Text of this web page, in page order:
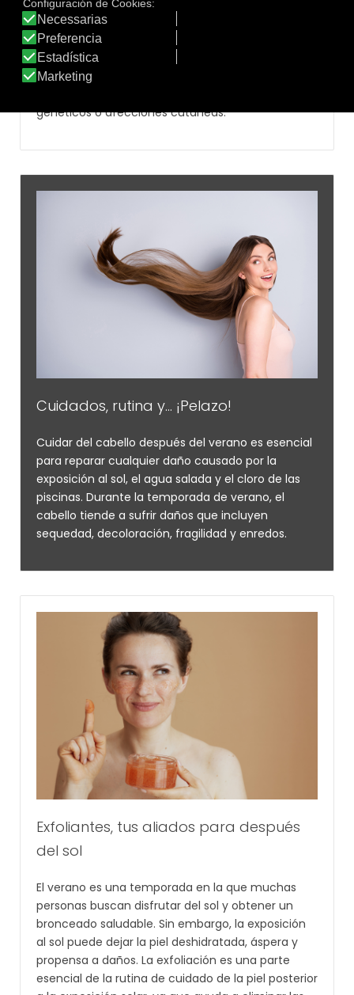
cutáneo común que puede afectar a personas de
todas las edades y tipos de piel a lo largo de la
vida. Estas manchas pueden variar en color, forma
y tamaño, y a menudo son el resultado de la
genéticos o afecciones cutáneas.
Cuidados, rutina y... ¡Pelazo!
Cuidar del cabello después del verano es esencial
para reparar cualquier daño causado por la
exposición al sol, el agua salada y el cloro de las
piscinas. Durante la temporada de verano, el
cabello tiende a sufrir daños que incluyen
sequedad, decoloración, fragilidad y enredos.
Exfoliantes, tus aliados para después
del sol
El verano es una temporada en la que muchas
personas buscan disfrutar del sol y obtener un
bronceado saludable. Sin embargo, la exposición
al sol puede dejar la piel deshidratada, áspera y
propensa a daños. La exfoliación es una parte
esencial de la rutina de cuidado de la piel posterior